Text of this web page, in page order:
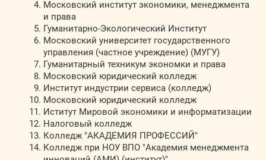
Московский институт экономики, менеджмента
и права
Гуманитарно-Экологический Институт
Московский университет государственного
управления (частное учреждение) (МУГУ)
Гуманитарный техникум экономки и права
Московский юридический колледж
Институт индустрии сервиса (колледж)
Московский юридический колледж
Иститут Мировой экономики и информатизации
Налоговый колледж
Колледж "АКАДЕМИЯ ПРОФЕССИЙ"
Колледж при НОУ ВПО "Академия менеджмента